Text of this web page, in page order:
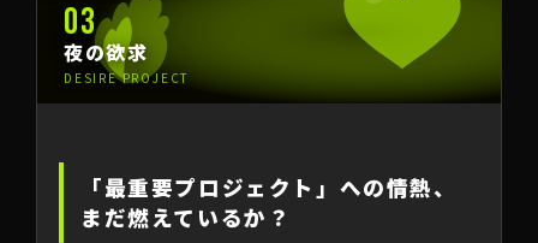
03
夜の欲求
DESIRE PROJECT
「最重要プロジェクト」への情熱、
まだ燃えているか？